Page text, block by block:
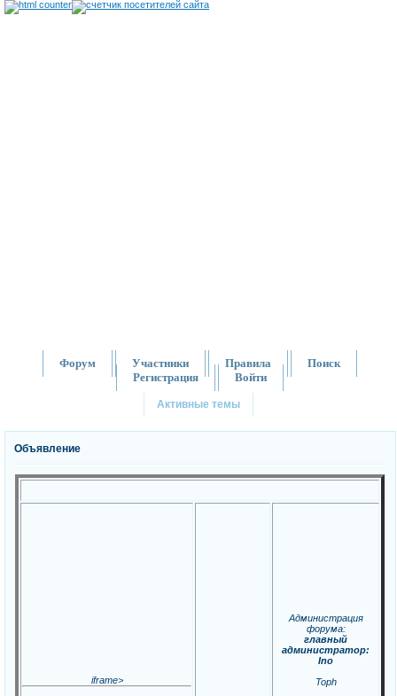
Форум Участники Правила
Поиск
Регистрация
Войти
Активные темы
Объявление
iframe>
Администрация
форума:
главный
администратор:
Ino
Toph